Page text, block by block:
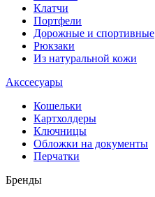
Клатчи
Портфели
Дорожные и спортивные
Рюкзаки
Из натуральной кожи
Акссесуары
Кошельки
Картхолдеры
Ключницы
Обложки на документы
Перчатки
Бренды